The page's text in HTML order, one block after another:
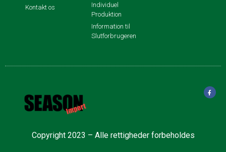
Kontakt os
Individuel
Produktion
Information til
Slutforbrugeren
Copyright 2023 – Alle rettigheder forbeholdes